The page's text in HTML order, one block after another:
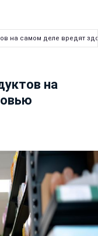
на самом деле вредят
на